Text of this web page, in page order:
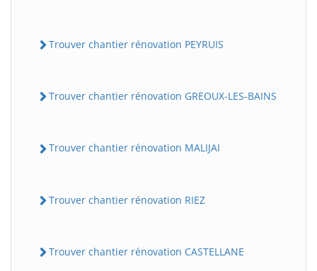
Trouver chantier rénovation PEYRUIS
Trouver chantier rénovation GREOUX-LES-BAINS
Trouver chantier rénovation MALIJAI
Trouver chantier rénovation RIEZ
Trouver chantier rénovation CASTELLANE